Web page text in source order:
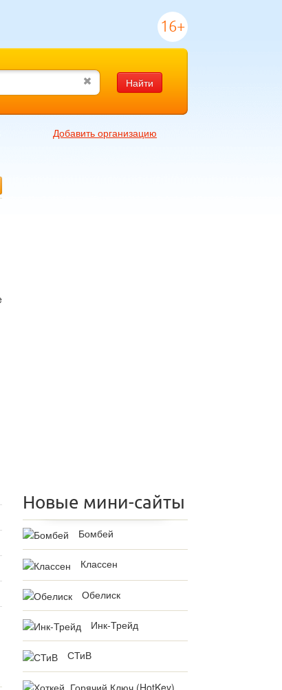
16+
Найти
Добавить организацию
Новые мини-сайты
Бомбей
Классен
Обелиск
Инк-Трейд
СТиВ